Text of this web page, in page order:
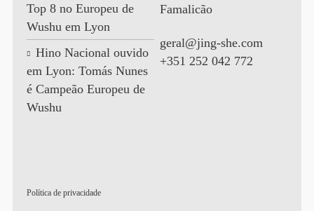
Top 8 no Europeu de
Wushu em Lyon
Hino Nacional ouvido
em Lyon: Tomás Nunes
é Campeão Europeu de
Wushu
Famalicão
geral@jing-she.com
+351 252 042 772
Política de privacidade